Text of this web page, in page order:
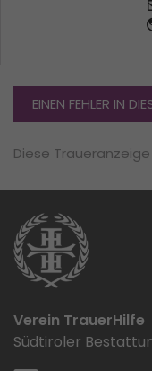
EINEN FEHLER IN
Diese
Verein TrauerHilfe
Südtiroler